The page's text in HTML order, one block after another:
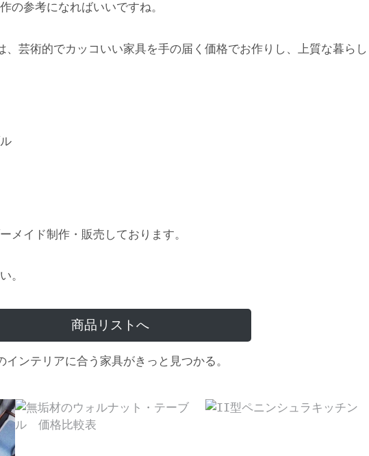
の参考になればいいですね。
、芸術的でカッコいい家具を手の届く価格でお作りし、上質な暮ら
メイド制作・販売しております。
。
商品リストへ
ンテリアに合う家具がきっと見つかる。